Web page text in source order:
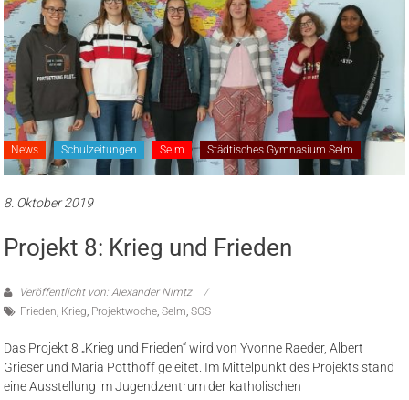
News Schulzeitungen Selm Städtisches Gymnasium Selm
8. Oktober 2019
Projekt 8: Krieg und Frieden
Veröffentlicht von: Alexander Nimtz
Frieden, Krieg, Projektwoche,Selm,SGS
Das Projekt 8 „Krieg und Frieden“ wird von Yvonne Raeder, Albert
Grieser und Maria Potthoff geleitet. Im Mittelpunkt des Projekts stand
eine Ausstellung im Jugendzentrum der katholischen